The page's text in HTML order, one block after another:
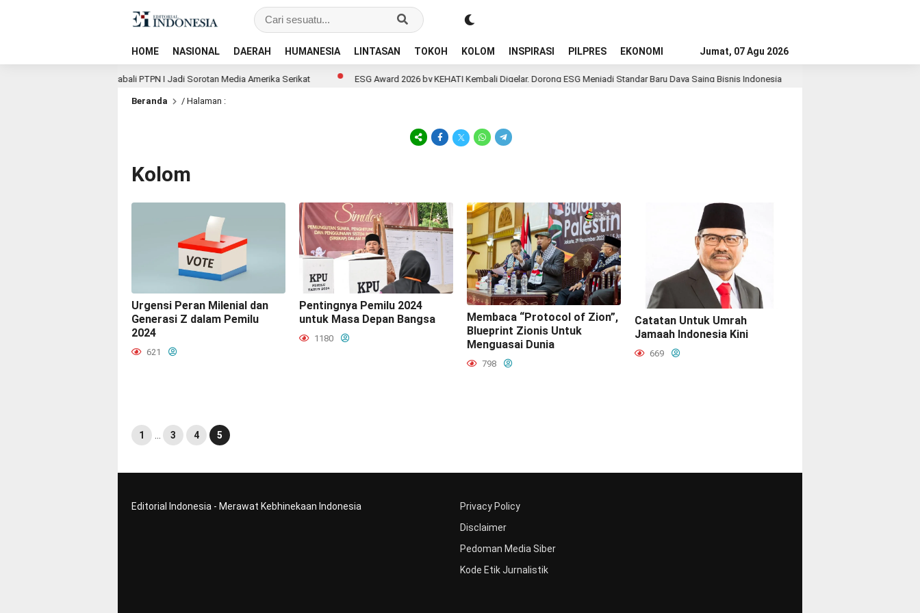
HOME NASIONAL DAERAH HUMANESIA LINTASAN TOKOH KOLOM INSPIRASI PILPRES EKONOMI Jumat, 07 Agu 2026
Global, Kebun Rancabali PTPN I Jadi Sorotan Media Amerika Serikat ESG Award 2026 by KEHATI Kembali Digelar, Dorong ESG Menjadi Standar Baru Daya Saing Bisnis Indonesia
Beranda / Halaman :
Kolom
Urgensi Peran Milenial dan
Generasi Z dalam Pemilu
2024
621
Pentingnya Pemilu 2024
untuk Masa Depan Bangsa
1180
Membaca “Protocol of Zion”,
Blueprint Zionis Untuk
Menguasai Dunia
798
Catatan Untuk Umrah
Jamaah Indonesia Kini
669
1 3 4 5
Privacy Policy
Disclaimer
Pedoman Media Siber
Kode Etik Jurnalistik
Editorial Indonesia - Merawat Kebhinekaan Indonesia